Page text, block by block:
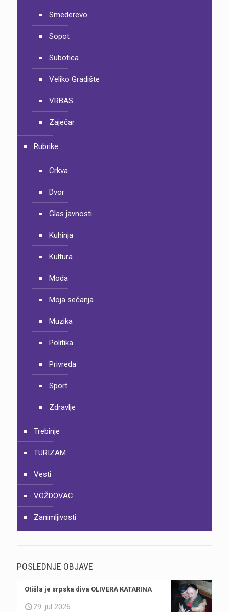
Smederevo
Sopot
Subotica
Veliko Gradište
VRBAS
Zaječar
Rubrike
Crkva
Dvor
Glas javnosti
Kuhinja
Kultura
Moda
Moja sećanja
Muzika
Politika
Privreda
Sport
Zdravlje
Trebinje
TURIZAM
Vesti
VOŽDOVAC
Zanimljivosti
POSLEDNJE OBJAVE
Otišla je srpska diva OLIVERA KATARINA
29. jul 2026.